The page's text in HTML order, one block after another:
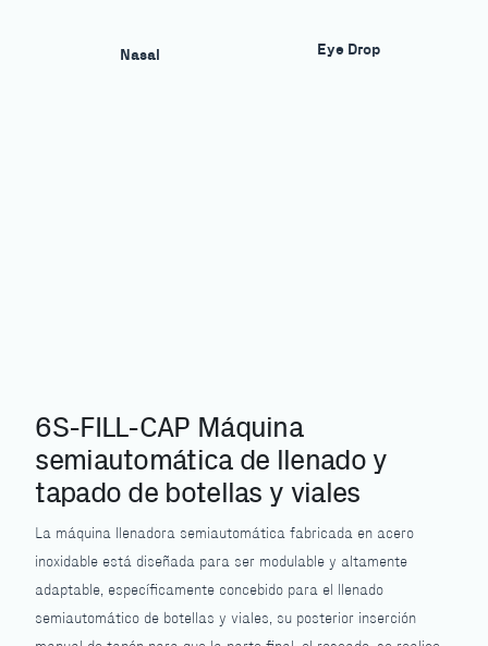
Nasal Eye Drop
6S-FILL-CAP Máquina
semiautomática de llenado y
tapado de botellas y viales
La máquina llenadora semiautomática fabricada en acero
inoxidable está diseñada para ser modulable y altamente
adaptable, específicamente concebido para el llenado
semiautomático de botellas y viales, su posterior inserción